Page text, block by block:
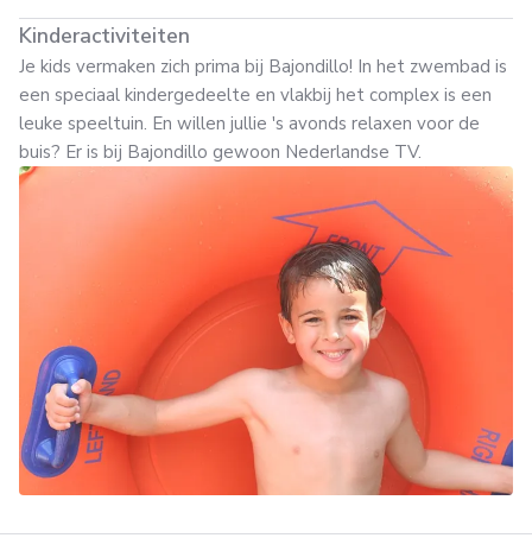
Kinderactiviteiten
Je kids vermaken zich prima bij Bajondillo! In het zwembad is
een speciaal kindergedeelte en vlakbij het complex is een
leuke speeltuin. En willen jullie 's avonds relaxen voor de
buis? Er is bij Bajondillo gewoon Nederlandse TV.